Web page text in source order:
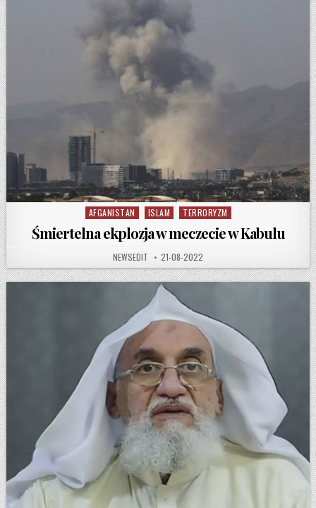
Posted in
AFGANISTAN ISLAM TERRORYZM
Śmiertelna ekplozja w meczecie w Kabulu
AUTHOR:
NEWSEDIT PUBLISHED DATE:
21-08-2022